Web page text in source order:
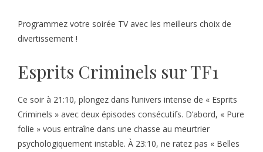
Programmez votre soirée TV avec les meilleurs choix de
divertissement !
Esprits Criminels sur TF1
Ce soir à 21:10, plongez dans l’univers intense de « Esprits
Criminels » avec deux épisodes consécutifs. D’abord, « Pure
folie » vous entraîne dans une chasse au meurtrier
psychologiquement instable. À 23:10, ne ratez pas « Belles